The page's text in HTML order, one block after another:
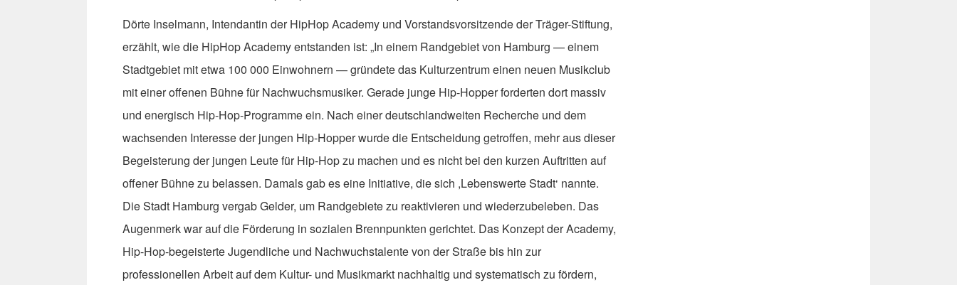
Dörte Inselmann, Intendantin der HipHop Academy und Vorstandsvorsitzende der Träger-Stiftung,
erzählt, wie die HipHop Academy entstanden ist: „In einem Randgebiet von Hamburg — einem
Stadtgebiet mit etwa 100 000 Einwohnern — gründete das Kulturzentrum einen neuen Musikclub
mit einer offenen Bühne für Nachwuchsmusiker. Gerade junge Hip-Hopper forderten dort massiv
und energisch Hip-Hop-Programme ein. Nach einer deutschlandweiten Recherche und dem
wachsenden Interesse der jungen Hip-Hopper wurde die Entscheidung getroffen, mehr aus dieser
Begeisterung der jungen Leute für Hip-Hop zu machen und es nicht bei den kurzen Auftritten auf
offener Bühne zu belassen. Damals gab es eine Initiative, die sich ,Lebenswerte Stadt‘ nannte.
Die Stadt Hamburg vergab Gelder, um Randgebiete zu reaktivieren und wiederzubeleben. Das
Augenmerk war auf die Förderung in sozialen Brennpunkten gerichtet. Das Konzept der Academy,
Hip-Hop-begeisterte Jugendliche und Nachwuchstalente von der Straße bis hin zur
professionellen Arbeit auf dem Kultur- und Musikmarkt nachhaltig und systematisch zu fördern,